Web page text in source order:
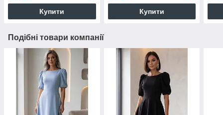
Купити Купити
Подібні товари компанії